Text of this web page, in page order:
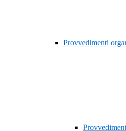
Provvedimenti